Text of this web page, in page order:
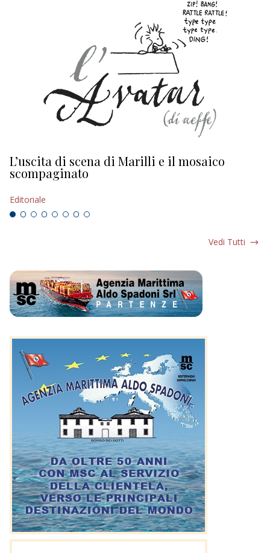
L’uscita di scena di Marilli e il mosaico
scompaginato
Editoriale
Vedi Tutti